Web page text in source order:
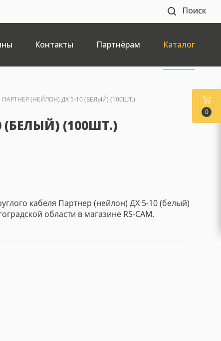
Поиск
Контакты Партнёрам Каталог
(НЕЙЛОН) ДХ 5-10 (БЕЛЫЙ) (100ШТ.)
(100ШТ.)
кабеля Партнер (нейлон) ДХ 5-10 (белый)
области в магазине RS-CAM.
0